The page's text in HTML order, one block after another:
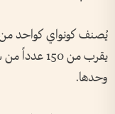
يُصنف كونواي كواحد من
وحدها.